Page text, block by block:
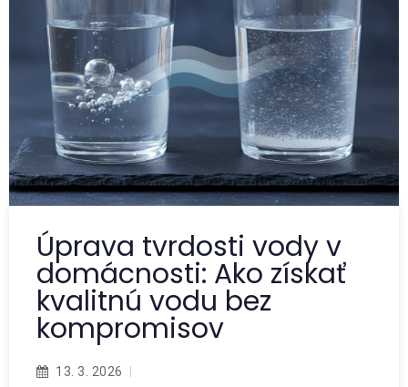
Úprava tvrdosti vody v
domácnosti: Ako získať
kvalitnú vodu bez
kompromisov
13. 3. 2026